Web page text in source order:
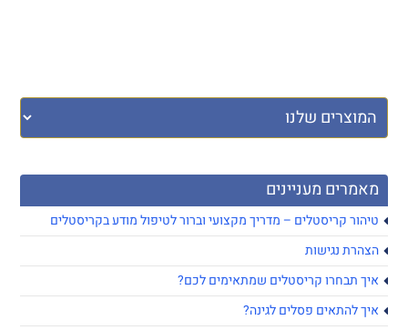
מאמרים מעניינים
טיהור קריסטלים – מדריך מקצועי וברור לטיפול מודע בקריסטלים
הצהרת נגישות
איך תבחרו קריסטלים שמתאימים לכם?
איך להתאים פסלים לגינה?